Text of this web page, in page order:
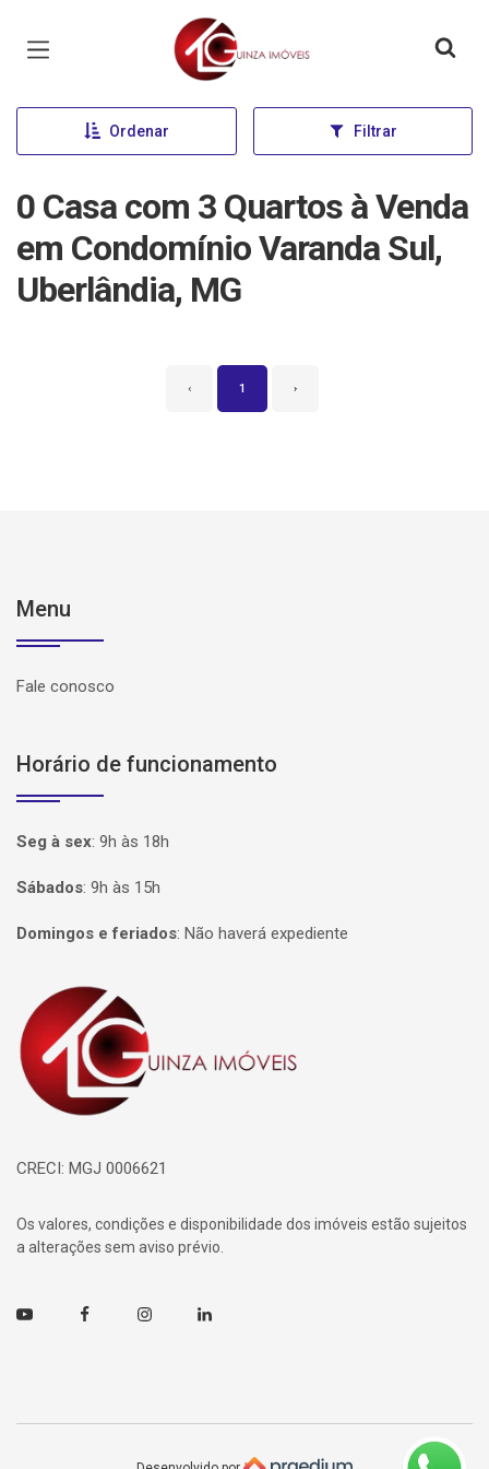
Página inicial
Ordenar Filtrar
0 Casa com 3 Quartos à Venda
em Condomínio Varanda Sul,
Uberlândia, MG
‹ 1 ›
Menu
Fale conosco
Horário de funcionamento
Seg à sex: 9h às 18h
Sábados: 9h às 15h
Domingos e feriados: Não haverá expediente
Página inicial
CRECI: MGJ 0006621
Os valores, condições e disponibilidade dos imóveis estão sujeitos
a alterações sem aviso prévio.
Youtube FacebookInstagramLinkedin